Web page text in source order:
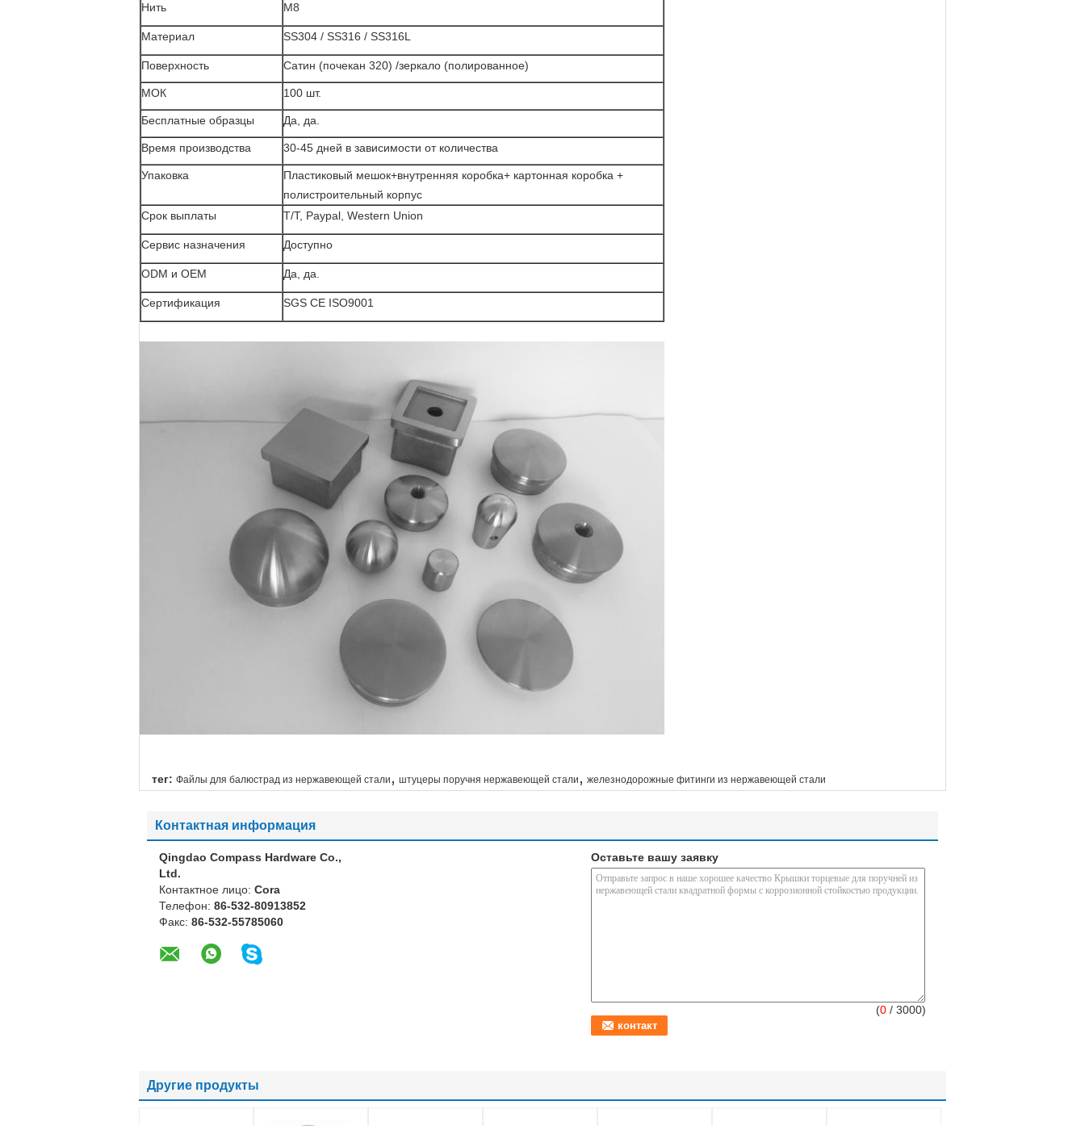
Нить М8
Материал SS304 / SS316 / SS316L
Поверхность Сатин (почекан 320) /зеркало (полированное)
МОК 100 шт.
Бесплатные образцы Да, да.
Время производства 30-45 дней в зависимости от количества
Упаковка
Пластиковый мешок+внутренняя коробка+ картонная коробка +
полистроительный корпус
Срок выплаты
T/T, Paypal, Western Union
Сервис назначения Доступно
ODM и OEM Да, да.
Сертификация SGS CE ISO9001
тег: Файлы для балюстрад из нержавеющей стали , штуцеры поручня нержавеющей стали , железнодорожные фитинги из нержавеющей стали
Контактная информация
Qingdao Compass Hardware Co.,
Ltd.
Контактное лицо: Cora
Телефон: 86-532-80913852
Факс: 86-532-55785060
Оставьте вашу заявку
(0 / 3000)
Другие продукты